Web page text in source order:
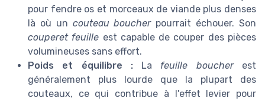
pour fendre os et morceaux de viande plus denses
là où un couteau boucherpourrait échouer. Son
couperet feuille est capable de couper des pièces
volumineuses sans effort.
Poids et équilibre :La feuille boucherest
généralement plus lourde que la plupart des
couteaux, ce qui contribue à l'effet levier pour